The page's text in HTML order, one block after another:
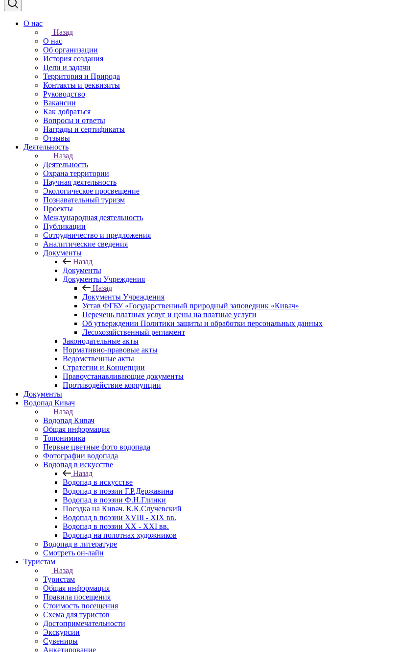
О нас
Назад
О нас
Об организации
История создания
Цели и задачи
Территория и Природа
Контакты и реквизиты
Руководство
Вакансии
Как добраться
Вопросы и ответы
Награды и сертификаты
Отзывы
Деятельность
Назад
Деятельность
Охрана территории
Научная деятельность
Экологическое просвещение
Познавательный туризм
Проекты
Международная деятельность
Публикации
Сотрудничество и предложения
Аналитические сведения
Документы
Назад
Документы
Документы Учреждения
Назад
Документы Учреждения
Устав ФГБУ «Государственный природный заповедник «Кивач»
Перечень платных услуг и цены на платные услуги
Об утверждении Политики защиты и обработки персональных данных
Лесохозяйственный регламент
Законодательные акты
Нормативно-правовые акты
Ведомственные акты
Стратегии и Концепции
Правоустанавливающие документы
Противодействие коррупции
Документы
Водопад Кивач
Назад
Водопад Кивач
Общая информация
Топонимика
Первые цветные фото водопада
Фотографии водопада
Водопад в искусстве
Назад
Водопад в искусстве
Водопад в поэзии Г.Р.Державина
Водопад в поэзии Ф.Н.Глинки
Поездка на Кивач. К.К.Случевский
Водопад в поэзии XVIII - XIX вв.
Водопад в поэзии XX - XXI вв.
Водопад на полотнах художников
Водопад в литературе
Смотреть он-лайн
Туристам
Назад
Туристам
Общая информация
Правила посещения
Стоимость посещения
Схема для туристов
Достопримечательности
Экскурсии
Сувениры
Анкетирование